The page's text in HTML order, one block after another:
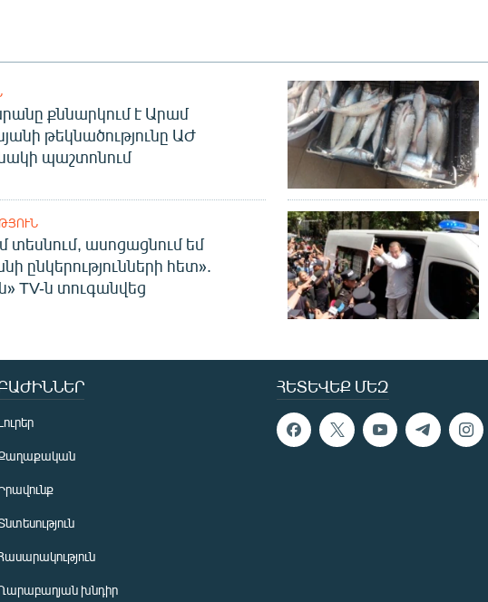
քննարկում է Արամ
թեկնածությունը ԱԺ
պաշտոնում
տեսնում, ասոցացնում եմ
ընկերությունների հետ».
TV-ն տուգանվեց
ՀԵՏԵՎԵՔ ՄԵԶ
խնդիր